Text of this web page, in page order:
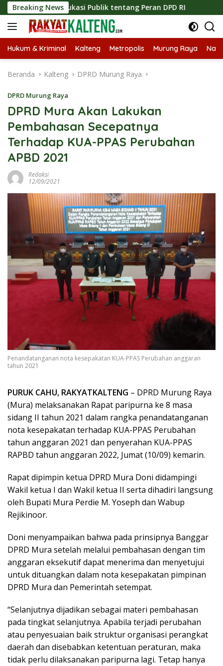
Langsung
ke
konten
Breaking News
Publik tentang Peran DPD RI Masuknya
Hukum & Kriminal Kalteng Metropolis Murung Raya
Beranda Kalteng DPRD Murung Raya
DPRD Murung Raya
DPRD Mura Akan Lakukan
Pembahasan Secepatnya
Terhadap KUA-PPAS Perubahan
APBD 2021
Redaksi
12/09/2021
Penandatanganan nota kesepakatan KUA-PPAS Perubahan anggaran
tahun 2021
PURUK CAHU, RAKYATKALTENG – DPRD Murung Raya
(Mura) melaksanakan Rapat paripurna ke 8 masa
sidang II tahun 2021 dalam rangka penandatanganan
nota kesepakatan terhadap KUA-PPAS Perubahan
tahun anggaran 2021 dan penyerahan KUA-PPAS
RAPBD tahun anggaran 2022, Jumat (10/09) kemarin.
Rapat dipimpin ketua DPRD Mura Doni didampingi
Wakil ketua I dan Wakil ketua II serta dihadiri langsung
oleh Bupati Mura Perdie M. Yoseph dan Wabup
Rejikinoor.
Doni menyampaikan bahwa pada prinsipnya Banggar
DPRD Mura setelah melalui pembahasan dengan tim
anggaran eksekutif dapat menerima dan menyetujui
untuk dituangkan dalam nota kesepakatan pimpinan
DPRD Mura dan Pemerintah setempat.
“Selanjutnya dijadikan sebagai materi pembahasan
pada tingkat selanjutnya. Apabila terjadi perubahan
atau penyesuaian baik struktur organisasi perangkat
daerah dan disebabkan ketentuan peraturan, maka
tidak perlu dilaksanakan paripurna lagi. Tetap hanya